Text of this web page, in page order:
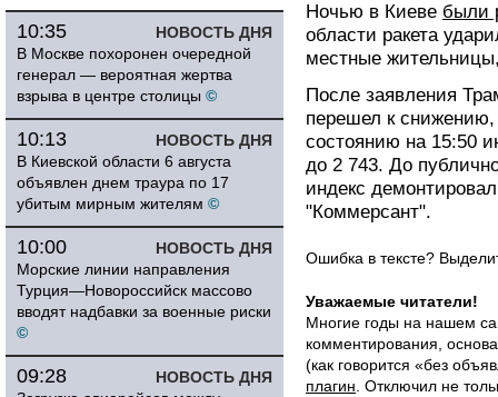
НОВОСТЬ ДНЯ
10:35
В Москве похоронен очередной
генерал — вероятная жертва
взрыва в центре столицы ©
НОВОСТЬ ДНЯ
10:13
В Киевской области 6 августа
объявлен днем траура по 17
убитым мирным жителям ©
НОВОСТЬ ДНЯ
10:00
Морские линии направления
Турция—Новороссийск массово
вводят надбавки за военные риски
©
НОВОСТЬ ДНЯ
09:28
Ночью в Киеве были
области ракета
местные
После заявления
перешел к снижению,
состоянию на 15:50
до 2 743. До
индекс
"Коммерсант".
Ошибка в тексте?
Уважаемые читатели!
Многие годы на нашем
комментирования,
(как говорится «без
плагин . Отключил не